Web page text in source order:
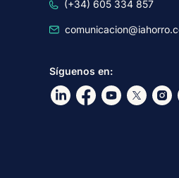
(+34) 605 334 857
Síguenos en:
Ir a nuestro Linkdin
Ir a nuestro
Ir a nuestro
Ir a Ir a